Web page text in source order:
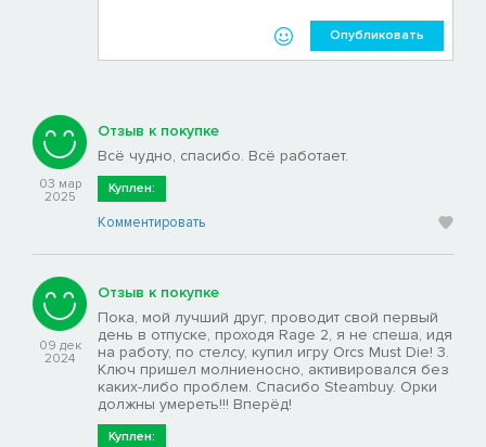
Опубликовать
03 мар
2025
Отзыв к покупке
Всё чудно, спасибо. Всё работает.
Куплен:
Комментировать
09 дек
2024
Отзыв к покупке
Пока, мой лучший друг, проводит свой первый
день в отпуске, проходя Rage 2, я не спеша, идя
на работу, по стелсу, купил игру Orcs Must Die! 3.
Ключ пришел молниеносно, активировался без
каких-либо проблем. Спасибо Steambuy. Орки
должны умереть!!! Вперёд!
Куплен: